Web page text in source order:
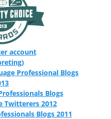
account
Professional Blogs
Blogs
Twitterers 2012
Blogs 2011